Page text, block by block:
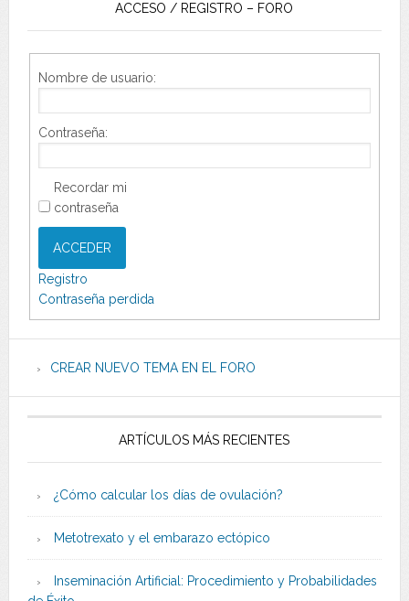
ACCESO / REGISTRO – FORO
Nombre de usuario:
Contraseña:
Recordar mi
contraseña
ACCEDER
Registro
Contraseña perdida
CREAR NUEVO TEMA EN EL FORO
ARTÍCULOS MÁS RECIENTES
¿Cómo calcular los días de ovulación?
Metotrexato y el embarazo ectópico
Inseminación Artificial: Procedimiento y Probabilidades